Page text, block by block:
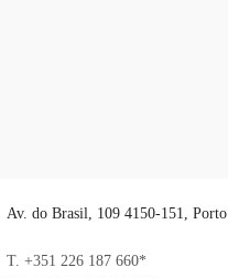
Av. do Brasil, 109 4150-151, Porto
T. +351 226 187 660*